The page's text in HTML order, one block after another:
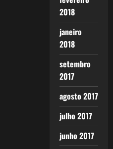
2018
janeiro
2018
setembro
2017
agosto 2017
julho 2017
junho 2017